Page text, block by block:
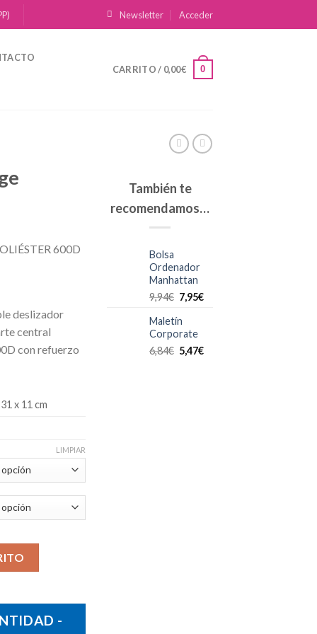
Newsletter Acceder
CARRITO / 0,00€ 0
600D
deslizador
central
con refuerzo
x 11 cm
LIMPIAR
-
También te
recomendamos…
Bolsa
Ordenador
Manhattan
9,94€ 7,95€
Maletín
Corporate
6,84€ 5,47€